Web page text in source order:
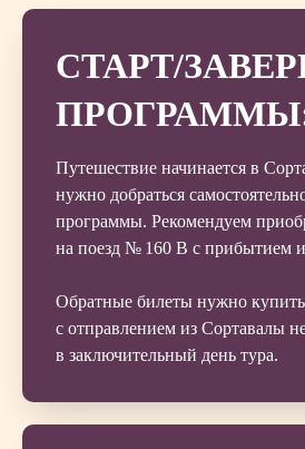
СТАРТ/
Путешествие начинается в
нужно добраться
программы. Рекомендуем
на поезд № 160 В с прибытием
Обратные билеты нужно купить
с отправлением из Сортавалы
в заключительный день тура.